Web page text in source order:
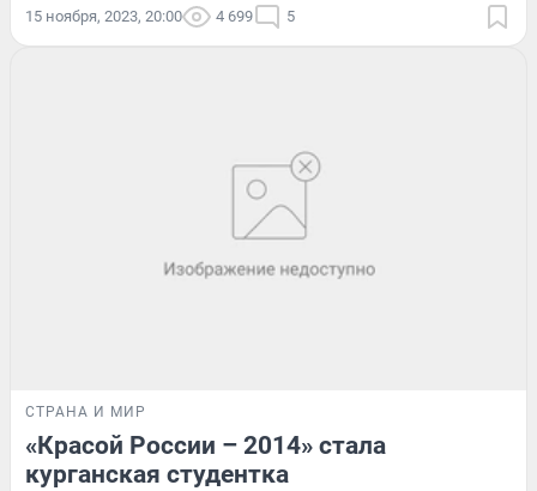
15 ноября, 2023, 20:00 4 699 5
СТРАНА И МИР
«Красой России – 2014» стала
курганская студентка